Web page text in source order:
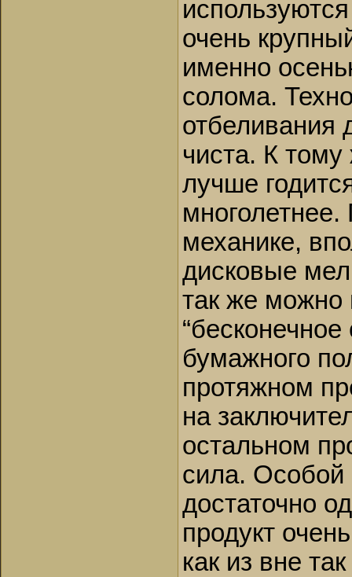
очень
именно
солома.
отбеливания
чиста. К
лучше
механике,
дисковые
так же можно
бумажного
протяжном
на
остальном
сила. Особой
достаточно
продукт
как из вне